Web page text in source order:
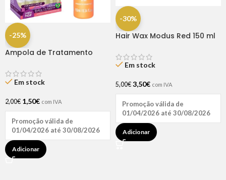
-25%
Ampola de Tratamento
Hair (1 UNIDADE)
Em stock
2,00€ 1,50€ com IVA
Promoção válida de
01/04/2026 até 30/08/2026
Adicionar
-30%
Hair Wax Modus Red 150 ml
Em stock
5,00€ 3,50€ com IVA
Promoção válida de
01/04/2026 até 30/08/2026
Adicionar